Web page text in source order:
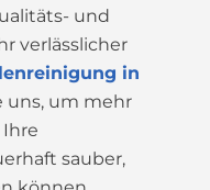
und
verlässlicher
in
uns, um mehr
sauber,